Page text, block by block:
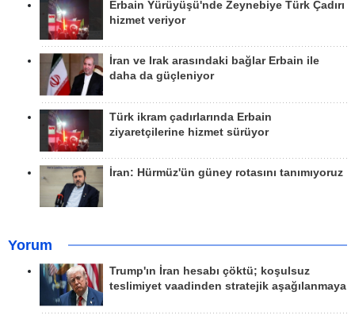
Erbain Yürüyüşü'nde Zeynebiye Türk Çadırı
hizmet veriyor
İran ve Irak arasındaki bağlar Erbain ile
daha da güçleniyor
Türk ikram çadırlarında Erbain
ziyaretçilerine hizmet sürüyor
İran: Hürmüz'ün güney rotasını tanımıyoruz
Yorum
Trump'ın İran hesabı çöktü; koşulsuz
teslimiyet vaadinden stratejik aşağılanmaya